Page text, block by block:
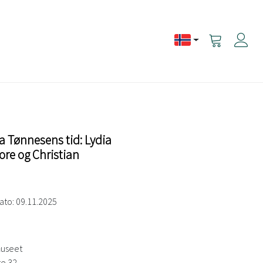
Tønnesens tid: Lydia
og Christian
09.11.2025